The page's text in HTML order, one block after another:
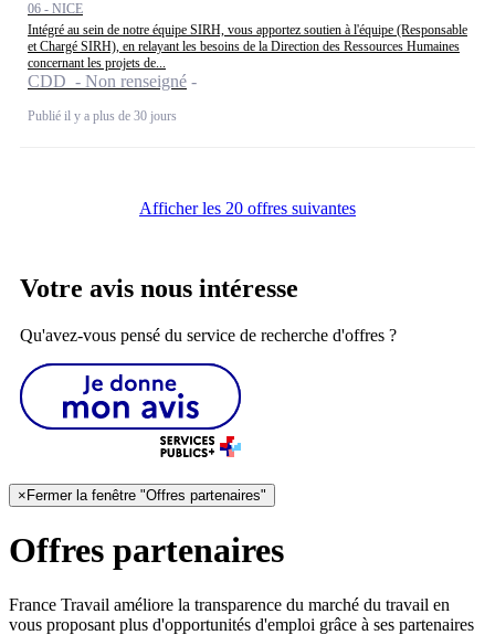
06 - NICE
Intégré au sein de notre équipe SIRH, vous apportez soutien à l'équipe (Responsable
et Chargé SIRH), en relayant les besoins de la Direction des Ressources Humaines
concernant les projets de...
CDD - Non renseigné
Publié il y a plus de 30 jours
Afficher les 20 offres suivantes
Votre avis nous intéresse
Qu'avez-vous pensé du service de recherche d'offres ?
× Fermer la fenêtre "Offres partenaires"
Offres partenaires
France Travail améliore la transparence du marché du travail en
vous proposant plus d'opportunités d'emploi grâce à ses partenaires